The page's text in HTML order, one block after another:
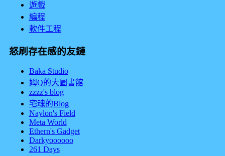
遊戲
編程
軟件工程
怒刷存在感的友鏈
Baka Studio
姆Q的大圖書館
zzzz's blog
宅魂的Blog
Naylon's Field
Meta World
Ethern's Gadget
Darkyoooooo
261 Days